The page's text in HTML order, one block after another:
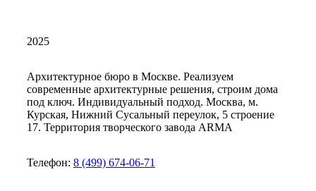
2025
Архитектурное бюро в Москве. Реализуем
современные архитектурные решения, строим дома
под ключ. Индивидуальный подход. Москва, м.
Курская, Нижний Сусальный переулок, 5 строение
17. Территория творческого завода ARMA
Телефон: 8 (499) 674-06-71